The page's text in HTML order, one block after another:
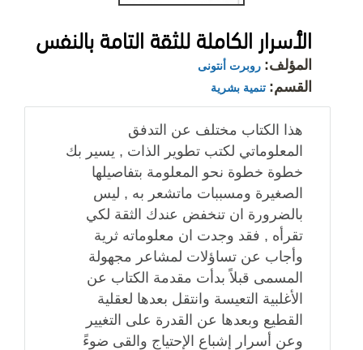
الأسرار الكاملة للثقة التامة بالنفس
المؤلف: روبرت أنتونى
القسم: تنمية بشرية
هذا الكتاب مختلف عن التدفق
المعلوماتي لكتب تطوير الذات , يسير بك
خطوة خطوة نحو المعلومة بتفاصيلها
الصغيرة ومسببات ماتشعر به , ليس
بالضرورة ان تنخفض عندك الثقة لكي
تقرأه , فقد وجدت ان معلوماته ثرية
وأجاب عن تساؤلات لمشاعر مجهولة
المسمى قبلاً بدأت مقدمة الكتاب عن
الأغلبية التعيسة وانتقل بعدها لعقلية
القطيع وبعدها عن القدرة على التغيير
وعن أسرار إشباع الإحتياج والقى ضوءً